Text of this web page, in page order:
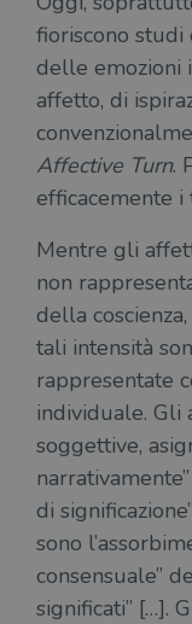
fioriscono studi
delle emozioni
affetto, di
Affective Turn.
efficacemente
Mentre gli
non
della
tali intensità
rappresentate
individuale. Gli
soggettive,
di
sono
consensuale”
significati” […].